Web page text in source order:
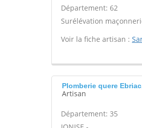
Département: 62
Surélévation
Voir la fiche artisan :
Plomberie quere
Artisan
Département: 35